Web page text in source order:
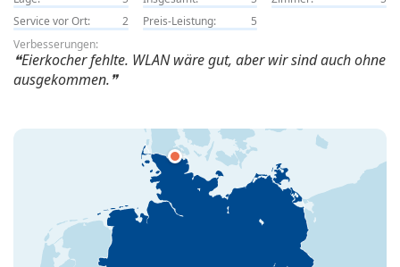
Service vor Ort:
2 Preis-Leistung:
5
Verbesserungen:
Eierkocher fehlte. WLAN wäre gut, aber wir sind auch ohne
ausgekommen.